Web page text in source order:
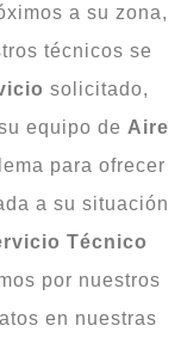
a su zona,
técnicos se
solicitado,
equipo de Aire
para ofrecer
a su situación
Técnico
por nuestros
en nuestras